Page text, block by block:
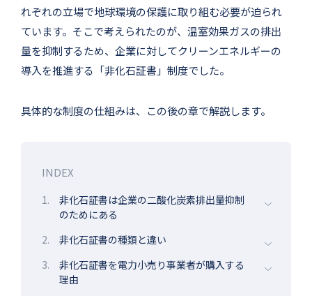
れぞれの立場で地球環境の保護に取り組む必要が迫られ
ています。そこで考えられたのが、温室効果ガスの排出
量を抑制するため、企業に対してクリーンエネルギーの
導入を推進する「非化石証書」制度でした。
具体的な制度の仕組みは、この後の章で解説します。
INDEX
1.
非化石証書は企業の二酸化炭素排出量抑制
のためにある
2.
非化石証書の種類と違い
3.
非化石証書を電力小売り事業者が購入する
理由